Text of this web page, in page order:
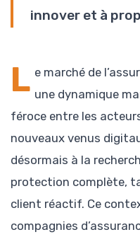
innover et à
L e marché de
une dynamique
féroce entre les
nouveaux venus
désormais à la
protection complète,
client réactif. Ce
compagnies